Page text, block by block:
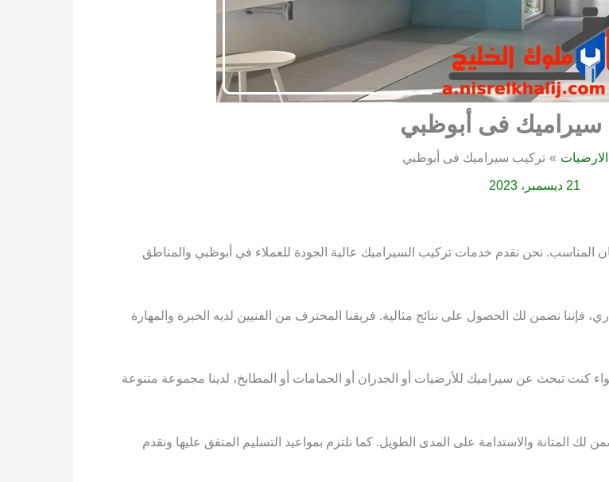
سيراميك فى أبوظبي
الارضيات تركيب سيراميك فى أبوظبي
21 ديسمبر، 2023
نحن نقدم خدمات تركيب السيراميك عالية الجودة للعملاء في أبوظبي والمناطق
نضمن لك الحصول على نتائج مثالية. فريقنا المحترف من الفنيين لديه الخبرة والمهارة
كنت تبحث عن سيراميك للأرضيات أو الجدران أو الحمامات أو المطابخ، لدينا مجموعة متنوعة
المتانة والاستدامة على المدى الطويل. كما نلتزم بمواعيد التسليم المتفق عليها ونقدم